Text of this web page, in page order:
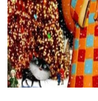
Контакти
Рекламні прайси
Підтримати «місцевих»